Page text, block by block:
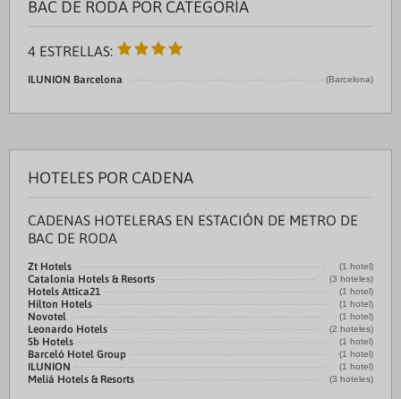
BAC DE RODA POR CATEGORÍA
4 ESTRELLAS:
ILUNION Barcelona (Barcelona)
HOTELES POR CADENA
CADENAS HOTELERAS EN ESTACIÓN DE METRO DE
BAC DE RODA
Zt Hotels (1 hotel)
Catalonia Hotels & Resorts (3 hoteles)
Hotels Attica21 (1 hotel)
Hilton Hotels (1 hotel)
Novotel (1 hotel)
Leonardo Hotels (2 hoteles)
Sb Hotels (1 hotel)
Barceló Hotel Group (1 hotel)
ILUNION (1 hotel)
Meliá Hotels & Resorts (3 hoteles)